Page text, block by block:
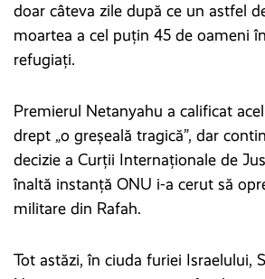
doar câteva zile după ce un astfel
moartea a cel puțin 45 de oameni
refugiați.
Premierul Netanyahu a calificat
drept „o greșeală tragică”, dar
decizie a Curții Internaționale de
înaltă instanță ONU i-a cerut să
militare din Rafah.
Tot astăzi, în ciuda furiei Israelului,